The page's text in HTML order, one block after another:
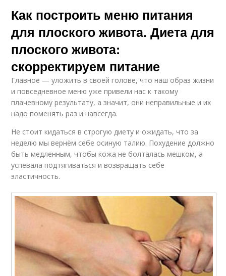
Как построить меню питания
для плоского живота. Диета для
плоского живота:
скорректируем питание
Главное — уложить в своей голове, что наш образ жизни
и повседневное меню уже привели нас к такому
плачевному результату, а значит, они неправильные и их
надо поменять раз и навсегда.
Не стоит кидаться в строгую диету и ожидать, что за
неделю мы вернём себе осиную талию. Похудение должно
быть медленным, чтобы кожа не болталась мешком, а
успевала подтягиваться и возвращать себе
эластичность.